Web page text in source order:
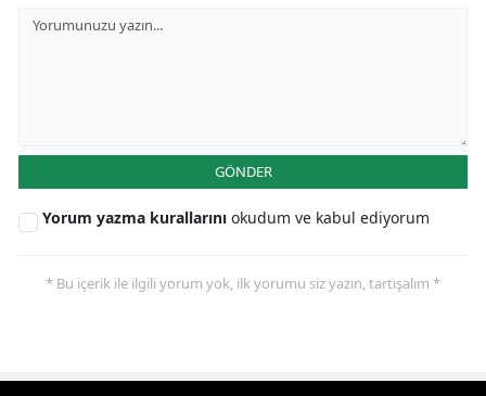
GÖNDER
Yorum yazma kurallarını okudum ve kabul ediyorum
* Bu içerik ile ilgili yorum yok, ilk yorumu siz yazın, tartışalım *